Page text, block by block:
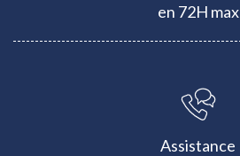
en 72H max
Assistance